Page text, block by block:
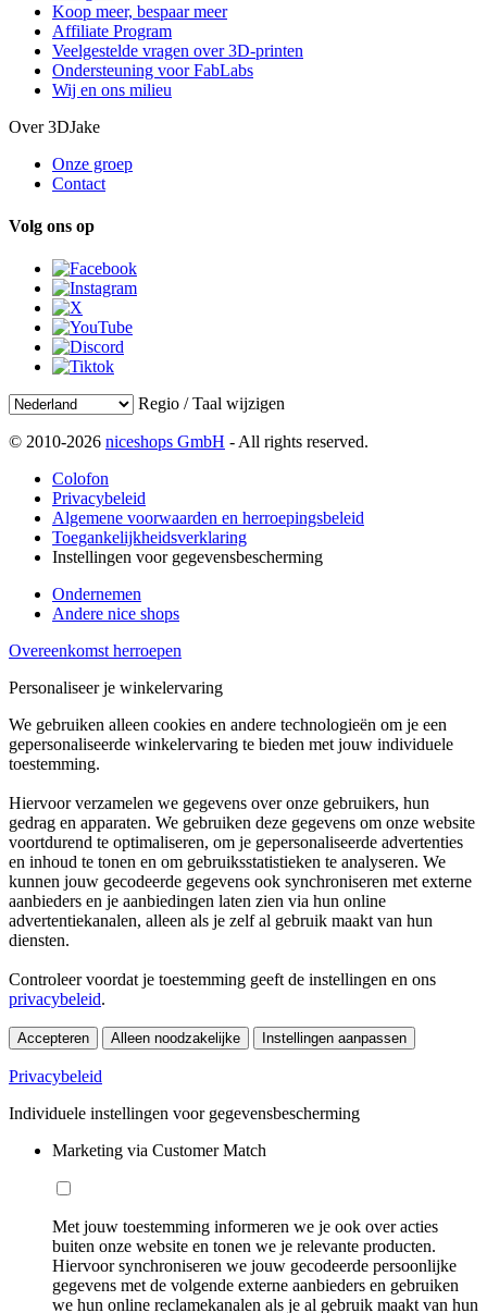
Koop meer, bespaar meer
Affiliate Program
Veelgestelde vragen over 3D-printen
Ondersteuning voor FabLabs
Wij en ons milieu
Over 3DJake
Onze groep
Contact
Volg ons op
Regio / Taal wijzigen
© 2010-2026 niceshops GmbH - All rights reserved.
Colofon
Privacybeleid
Algemene voorwaarden en herroepingsbeleid
Toegankelijkheidsverklaring
Instellingen voor gegevensbescherming
Ondernemen
Andere nice shops
Overeenkomst herroepen
Personaliseer je winkelervaring
We gebruiken alleen cookies en andere technologieën om je een
gepersonaliseerde winkelervaring te bieden met jouw individuele
toestemming.
Hiervoor verzamelen we gegevens over onze gebruikers, hun
gedrag en apparaten. We gebruiken deze gegevens om onze website
voortdurend te optimaliseren, om je gepersonaliseerde advertenties
en inhoud te tonen en om gebruiksstatistieken te analyseren. We
kunnen jouw gecodeerde gegevens ook synchroniseren met externe
aanbieders en je aanbiedingen laten zien via hun online
advertentiekanalen, alleen als je zelf al gebruik maakt van hun
diensten.
Controleer voordat je toestemming geeft de instellingen en ons
privacybeleid.
Accepteren Alleen noodzakelijke Instellingen aanpassen
Privacybeleid
Individuele instellingen voor gegevensbescherming
Marketing via Customer Match
Met jouw toestemming informeren we je ook over acties
buiten onze website en tonen we je relevante producten.
Hiervoor synchroniseren we jouw gecodeerde persoonlijke
gegevens met de volgende externe aanbieders en gebruiken
we hun online reclamekanalen als je al gebruik maakt van hun